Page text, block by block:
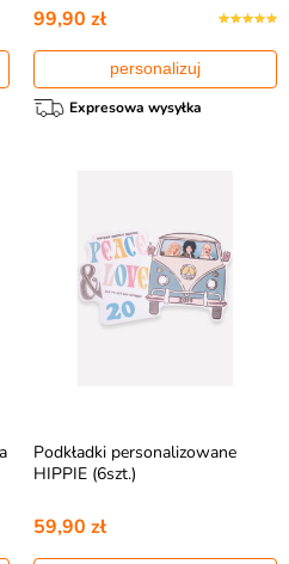
99,90 zł
personalizuj
Expresowa wysyłka
Podkładki personalizowane
HIPPIE (6szt.)
59,90 zł